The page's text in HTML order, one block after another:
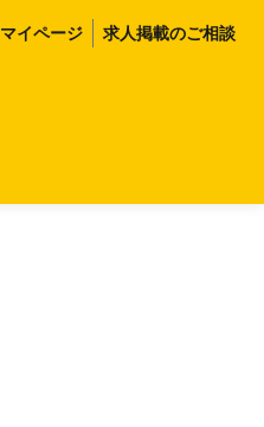
マイページ 求人掲載のご相談